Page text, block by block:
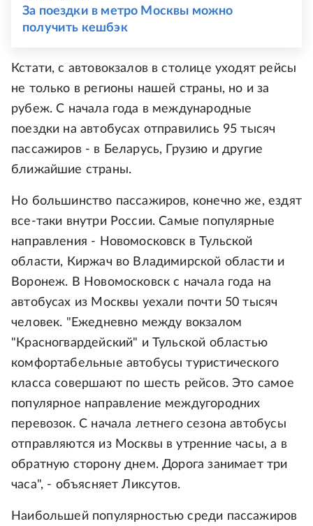
За поездки в метро Москвы можно
получить кешбэк
Кстати, с автовокзалов в столице уходят рейсы
не только в регионы нашей страны, но и за
рубеж. С начала года в международные
поездки на автобусах отправились 95 тысяч
пассажиров - в Беларусь, Грузию и другие
ближайшие страны.
Но большинство пассажиров, конечно же, ездят
все-таки внутри России. Самые популярные
направления - Новомосковск в Тульской
области, Киржач во Владимирской области и
Воронеж. В Новомосковск с начала года на
автобусах из Москвы уехали почти 50 тысяч
человек. "Ежедневно между вокзалом
"Красногвардейский" и Тульской областью
комфортабельные автобусы туристического
класса совершают по шесть рейсов. Это самое
популярное направление междугородних
перевозок. С начала летнего сезона автобусы
отправляются из Москвы в утренние часы, а в
обратную сторону днем. Дорога занимает три
часа", - объясняет Ликсутов.
Наибольшей популярностью среди пассажиров